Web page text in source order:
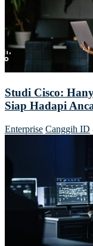
Studi Cisco:
Siap Hadapi
Enterprise Canggih ID